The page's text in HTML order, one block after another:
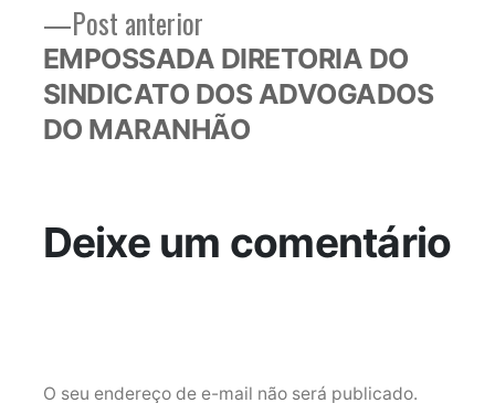
Post anteriorPost
anterior:
EMPOSSADA DIRETORIA DO
SINDICATO DOS ADVOGADOS
DO MARANHÃO
Deixe um comentário
O seu endereço de e-mail não será publicado.